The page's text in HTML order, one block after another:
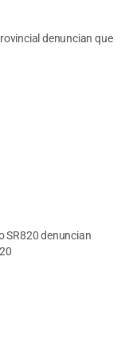
denuncian que
SR820 denuncian